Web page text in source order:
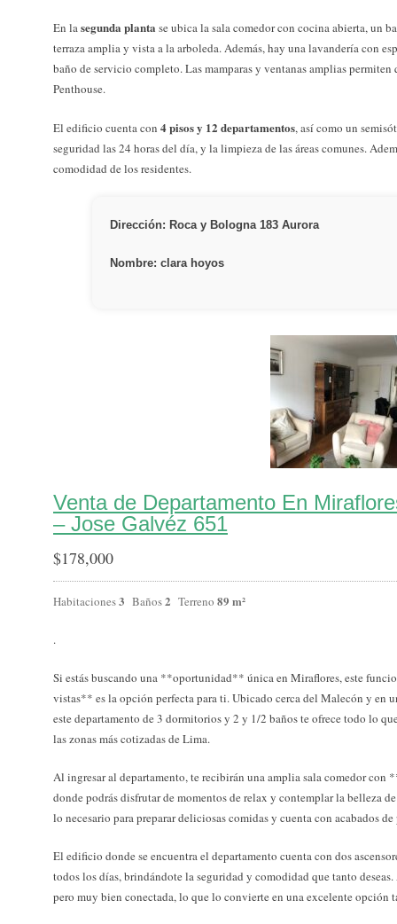
En lasegunda planta se ubica la sala comedor con cocina abierta, un
terraza amplia y vista a la arboleda. Además, hay una lavandería con
baño de servicio completo. Las mamparas y ventanas amplias
Penthouse.
El edificio cuenta con 4 pisos y 12 departamentos, así como un
seguridad las 24 horas del día, y la limpieza de las áreas comunes.
comodidad de los residentes.
Dirección: Roca y Bologna 183 Aurora
Nombre: clara hoyos
Venta de Departamento En
– Jose Galvéz 651
$178,000
Habitaciones3 Baños2 Terreno 89 m²
.
Si estás buscando una **oportunidad** única en Miraflores, este
vistas** es la opción perfecta para ti. Ubicado cerca del Malecón y en
este departamento de 3 dormitorios y 2 y 1/2 baños te ofrece todo lo
las zonas más cotizadas de Lima.
Al ingresar al departamento, te recibirán una amplia sala comedor
donde podrás disfrutar de momentos de relax y contemplar la belleza
lo necesario para preparar deliciosas comidas y cuenta con acabados
El edificio donde se encuentra el departamento cuenta con dos
todos los días, brindándote la seguridad y comodidad que tanto
pero muy bien conectada, lo que lo convierte en una excelente opción